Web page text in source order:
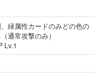
緑属性カードのみどの色の
通常攻撃のみ）
Lv.1